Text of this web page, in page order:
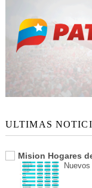
ULTIMAS
Mision Hogares